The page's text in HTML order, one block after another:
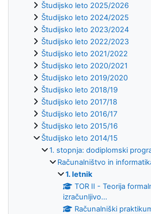
Študijsko leto 2025/2026
Študijsko leto 2024/2025
Študijsko leto 2023/2024
Študijsko leto 2022/2023
Študijsko leto 2021/2022
Študijsko leto 2020/2021
Študijsko leto 2019/2020
Študijsko leto 2018/19
Študijsko leto 2017/18
Študijsko leto 2016/17
Študijsko leto 2015/16
Študijsko leto 2014/15
1. stopnja: dodiplomski
Računalništvo in
1. letnik
TOR II - Teorija
izračunljivo...
Računalniški